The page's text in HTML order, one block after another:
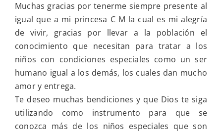
Muchas gracias por tenerme siempre presente al
igual que a mi princesa C M la cual es mi alegría
de vivir, gracias por llevar a la población el
conocimiento que necesitan para tratar a los
niños con condiciones especiales como un ser
humano igual a los demás, los cuales dan mucho
amor y entrega.
Te deseo muchas bendiciones y que Dios te siga
utilizando como instrumento para que se
conozca más de los niños especiales que son